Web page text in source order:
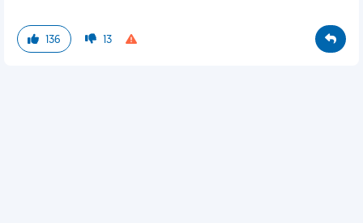
136 13